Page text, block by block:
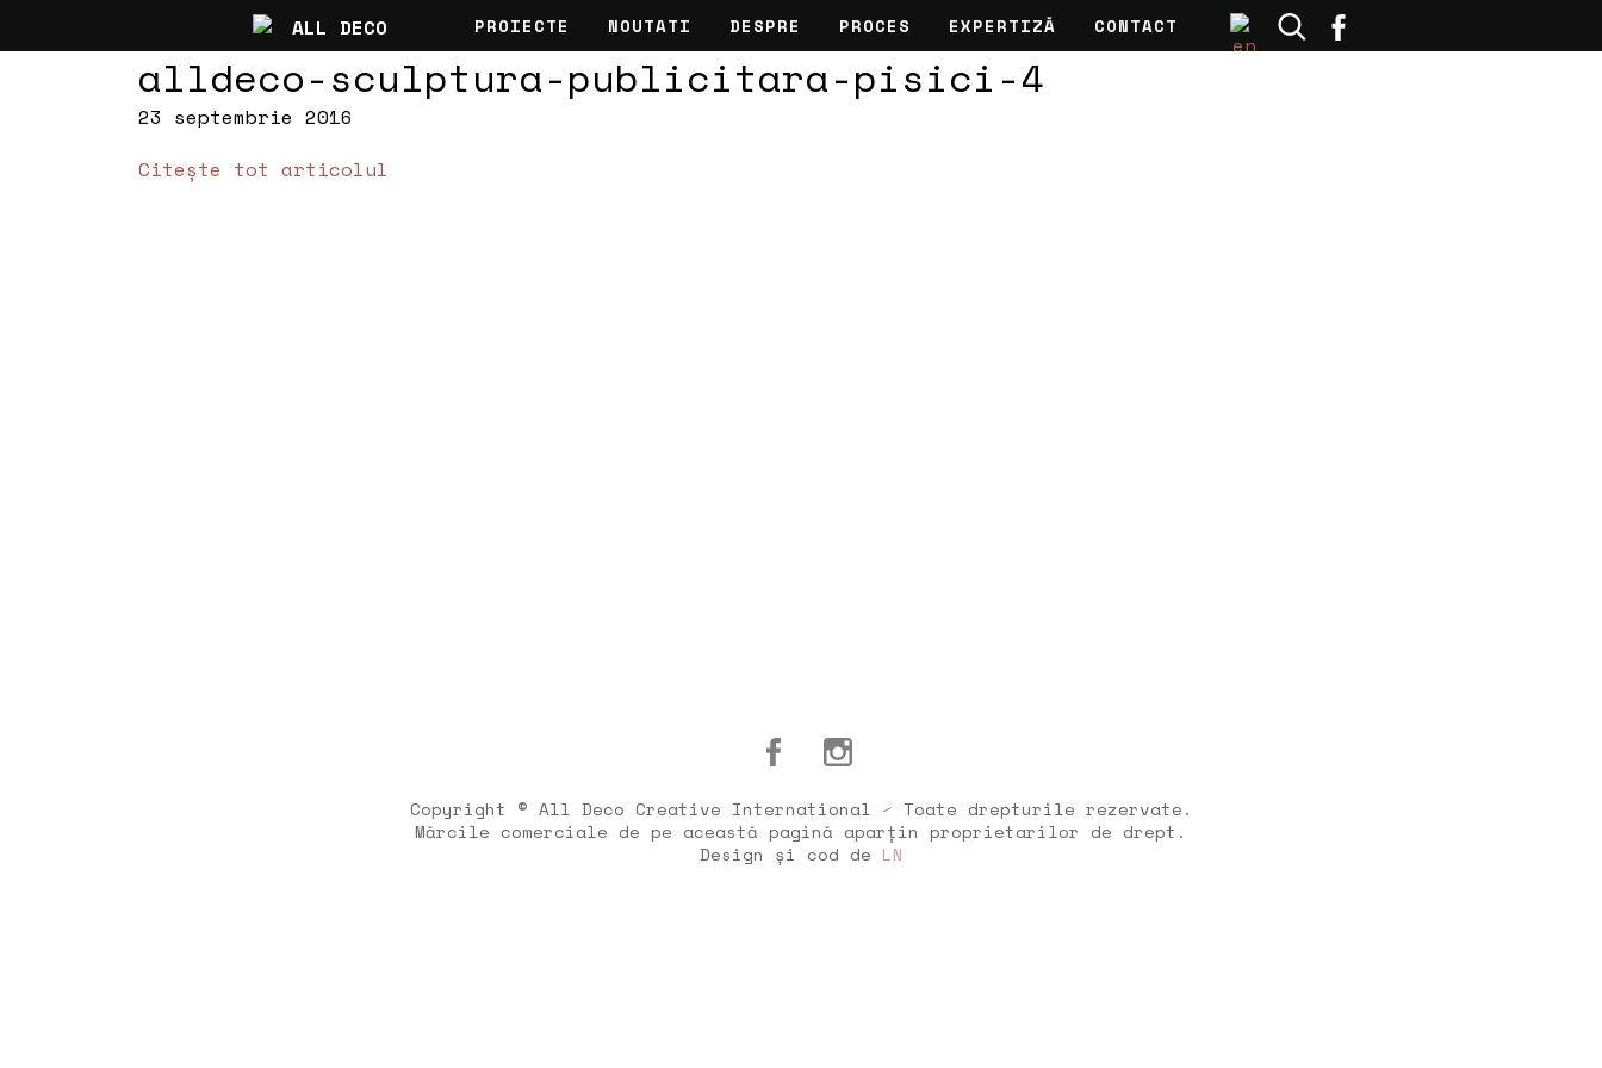
PROIECTE NOUTATI DESPRE PROCES EXPERTIZĂ CONTACT
alldeco-sculptura-publicitara-pisici-4
23 septembrie 2016
Citește tot articolul
Copyright © All Deco Creative International ⁄ Toate drepturile rezervate.
Mărcile comerciale de pe această pagină aparțin proprietarilor de drept.
Design și cod de LN